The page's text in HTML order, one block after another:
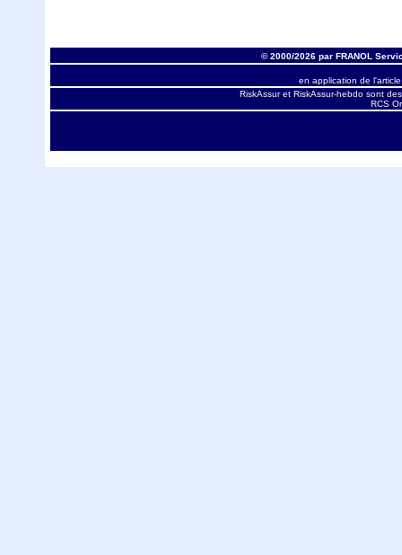
© 2000/2026 par FRANOL
en application de
RiskAssur et RiskAssur-hebdo sont
RCS